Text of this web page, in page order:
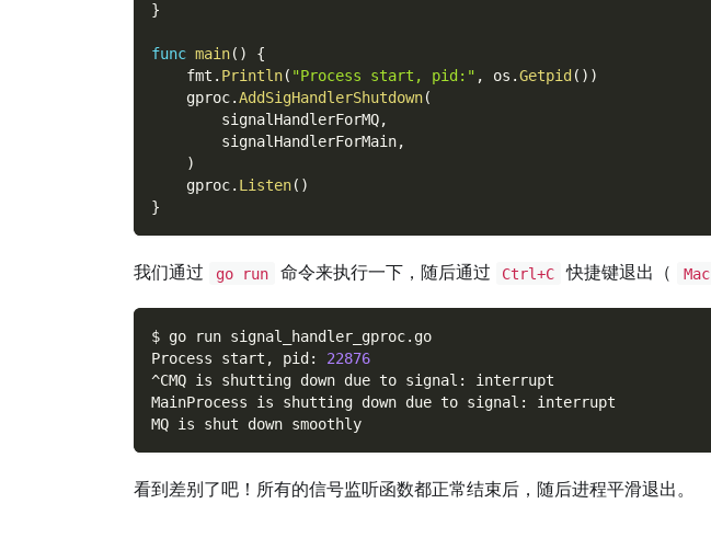
}
func main( )
{
    fmt
. Println( "Process start, pid:" , os .Getpid ( ) )
    gproc
.AddSigHandlerShutdown(
        signalHandlerForMQ
,
        signalHandlerForMain
,
)
    gproc
. Listen( )
}
我们通过 go run 命令来执行一下，随后通过 Ctrl+C 快捷键退出（ Mac
$ go run signal_handler_gproc.go
Process start, pid: 22876
^CMQ is shutting down due to signal: interrupt
MainProcess is shutting down due to signal: interrupt
MQ is shut down smoothly
看到差别了吧！所有的信号监听函数都正常结束后，随后进程平滑退出。